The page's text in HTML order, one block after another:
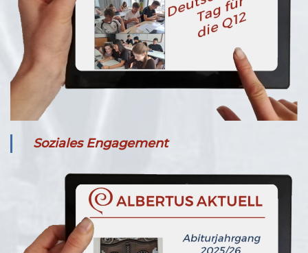
Soziales Engagement